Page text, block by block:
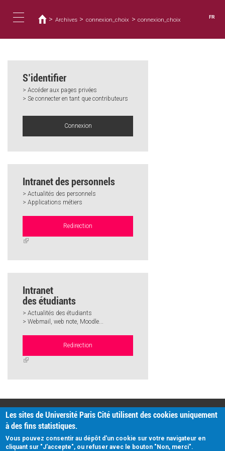
contenu
navigation
êtes
ici
> Archives > connexion_choix > connexion_choix FR
S’identifier
> Accéder aux pages privées
> Se connecter en tant que contributeurs
Connexion
Intranet des personnels
> Actualités des personnels
> Applications métiers
Redirection
(link
Intranet
des étudiants
> Actualités des étudiants
> Webmail, web note, Moodle...
Redirection
(link
PRATIQUE
Plan d'accès
Intranet
Mentions légales
Données personnelles
Les sites de Université Paris Cité utilisent des cookies uniquement
à des fins statistiques.
Vous pouvez consentir au dépôt d'un cookie sur votre navigateur en
cliquant sur "J'accepte", ou refuser avec le bouton "Non, merci".